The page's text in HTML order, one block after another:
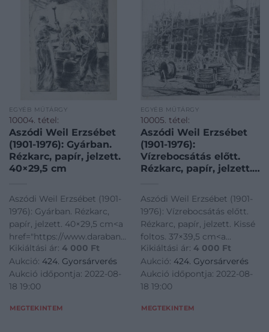
EGYÉB MŰTÁRGY
10004. tétel:
Aszódi Weil Erzsébet
(1901-1976): Gyárban.
Rézkarc, papír, jelzett.
40×29,5 cm
Aszódi Weil Erzsébet (1901-
1976): Gyárban. Rézkarc,
papír, jelzett. 40×29,5 cm<a
href="https://www.darabanth.com/hu/gyorsarveres/424/
es-grafikak/Festmenyek-es-
grafikak~500001/Aszodi-
Weil-Erzsebet-1901-1976-
Gyarban-Rezkarc-papir
Kikiáltási ár: 4 000 Ft
Aukció: 424. Gyorsárverés
Aukció időpontja: 2022-08-
18 19:00
MEGTEKINTEM
EGYÉB MŰTÁRGY
10005. tétel:
Aszódi Weil Erzsébet
(1901-1976):
Vízrebocsátás előtt.
Rézkarc, papír, jelzett.
Aszódi Weil Erzsébet (1901-
1976): Vízrebocsátás előtt.
Rézkarc, papír, jelzett. Kissé
foltos. 37×39,5 cm<a
href="https://
es-grafikak/Festmenyek-es-
grafikak~500001/Aszodi-
Weil-Erzsebet-1901-
Kikiáltási ár: 4 000 Ft
Aukció: 424. Gyorsárverés
Aukció időpontja: 2022-08-
18 19:00
MEGTEKINTEM